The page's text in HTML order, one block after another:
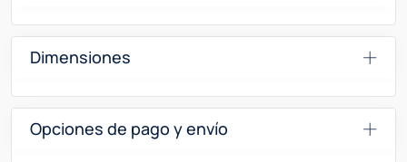
Dimensiones
Opciones de pago y envío